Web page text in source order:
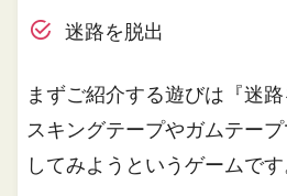
迷路を脱出
まずご紹介する遊びは『迷
スキングテープやガムテー
してみようというゲームです